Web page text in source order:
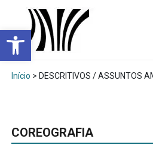
Abrir a barra de
Início > DESCRITIVOS / ASSUNTOS
COREOGRAFIA